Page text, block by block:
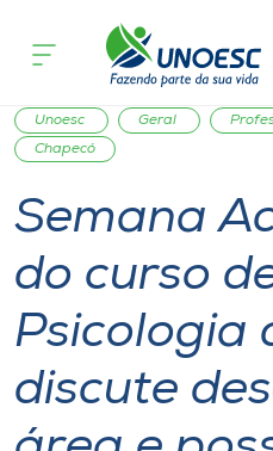
Cursos
Onde estamos
Pesquisa
Atendimento ao
Portal de Ensino
Comunidade
Unoesc
Geral
Chapecó
Semana
do curso
Psicologia
discute